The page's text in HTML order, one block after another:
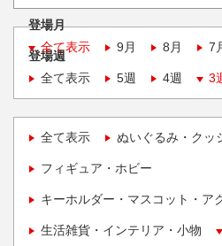
登場月
全て表示
9月 8月 7
登場週
全て表示
5週 4週 3
全て表示 ぬいぐるみ・クッ
フィギュア・ホビー
キーホルダー・マスコット・ア
生活雑貨・インテリア・小物